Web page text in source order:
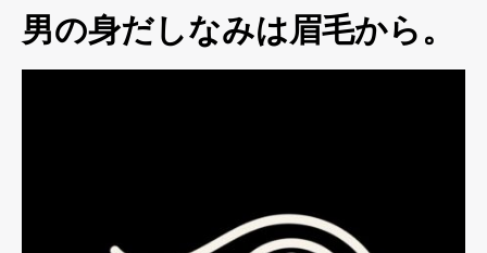
男の身だしなみは眉毛から。